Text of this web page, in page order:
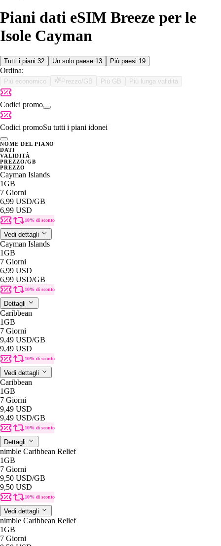
Piani dati eSIM Breeze per le
Isole Cayman
Tutti i piani 32 Un solo paese 13 Più paesi 19
Ordina:
Più economico Prezzo/GB Più GB Più lunga validità
Codici promo
Codici promoSu tutti i piani idonei
NOME DEL PIANO
DATI
VALIDITÀ
PREZZO/GB
PREZZO
Cayman Islands
1GB
7 Giorni
6,99 USD/GB
6,99 USD
10% di sconto
Vedi dettagli
Cayman Islands
1GB
7 Giorni
6,99 USD
6,99 USD/GB
10% di sconto
Dettagli
Caribbean
1GB
7 Giorni
9,49 USD/GB
9,49 USD
10% di sconto
Vedi dettagli
Caribbean
1GB
7 Giorni
9,49 USD
9,49 USD/GB
10% di sconto
Dettagli
nimble Caribbean Relief
1GB
7 Giorni
9,50 USD/GB
9,50 USD
10% di sconto
Vedi dettagli
nimble Caribbean Relief
1GB
7 Giorni